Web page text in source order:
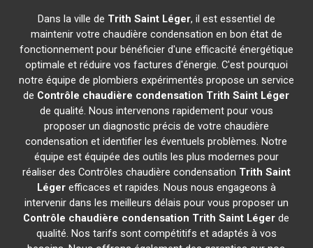
Dans la ville de Trith Saint Léger, il est essentiel de
maintenir votre chaudière condensation en bon état de
fonctionnement pour bénéficier d'une efficacité énergétique
optimale et réduire vos factures d'énergie. C'est pourquoi
notre équipe de plombiers expérimentés propose un service
de Contrôle chaudière condensation Trith Saint Léger
de qualité. Nous intervenons rapidement pour vous
proposer un diagnostic précis de votre chaudière
condensation et identifier les éventuels problèmes. Notre
équipe est équipée des outils les plus modernes pour
réaliser des Contrôles chaudière condensation Trith Saint
Légerefficaces et rapides. Nous nous engageons à
intervenir dans les meilleurs délais pour vous proposer un
Contrôle chaudière condensation Trith Saint Léger de
qualité. Nos tarifs sont compétitifs et adaptés à vos